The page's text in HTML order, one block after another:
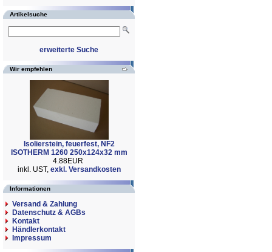
Artikelsuche
erweiterte Suche
Wir empfehlen
Isolierstein, feuerfest, NF2
ISOTHERM 1260 250x124x32 mm
4.88EUR
inkl. UST, exkl. Versandkosten
Informationen
Versand & Zahlung
Datenschutz & AGBs
Kontakt
Händlerkontakt
Impressum